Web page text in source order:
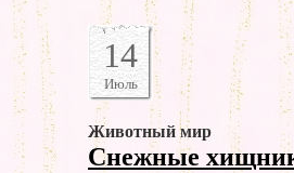
14
Июль
Животный мир
Снежные